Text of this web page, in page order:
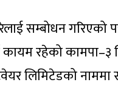
सम्बोधन गरिएको
कायम रहेको
लिमिटेडको नाममा